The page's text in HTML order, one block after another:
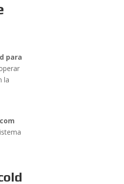
para
la